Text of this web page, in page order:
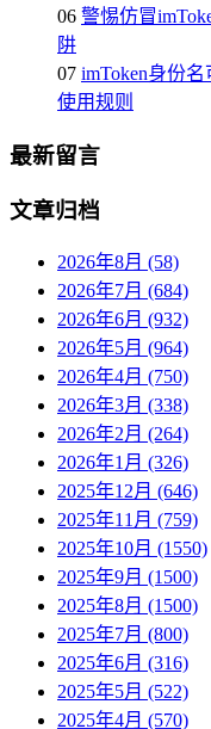
06 警惕仿冒
阱
07 imToken身份
使用规则
最新留言
文章归档
2026年8月 (58)
2026年7月 (684)
2026年6月 (932)
2026年5月 (964)
2026年4月 (750)
2026年3月 (338)
2026年2月 (264)
2026年1月 (326)
2025年12月 (646)
2025年11月 (759)
2025年10月 (1550)
2025年9月 (1500)
2025年8月 (1500)
2025年7月 (800)
2025年6月 (316)
2025年5月 (522)
2025年4月 (570)